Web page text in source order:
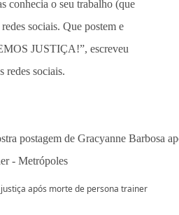
conhecia o seu trabalho (que
sociais. Que postem e
JUSTIÇA!”, escreveu
redes sociais.
após morte de persona trainer